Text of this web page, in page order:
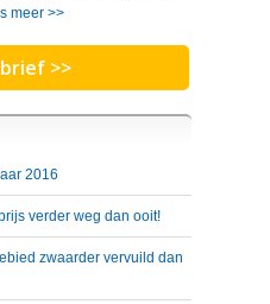
meer >>
>>
2016
verder weg dan ooit!
zwaarder vervuild dan